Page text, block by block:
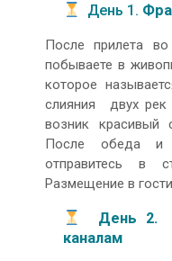
День 1.
После прилета
побываете в
которое
слияния двух
возник красивый
После обеда и
отправитесь в
Размещение в
День 2.
каналам